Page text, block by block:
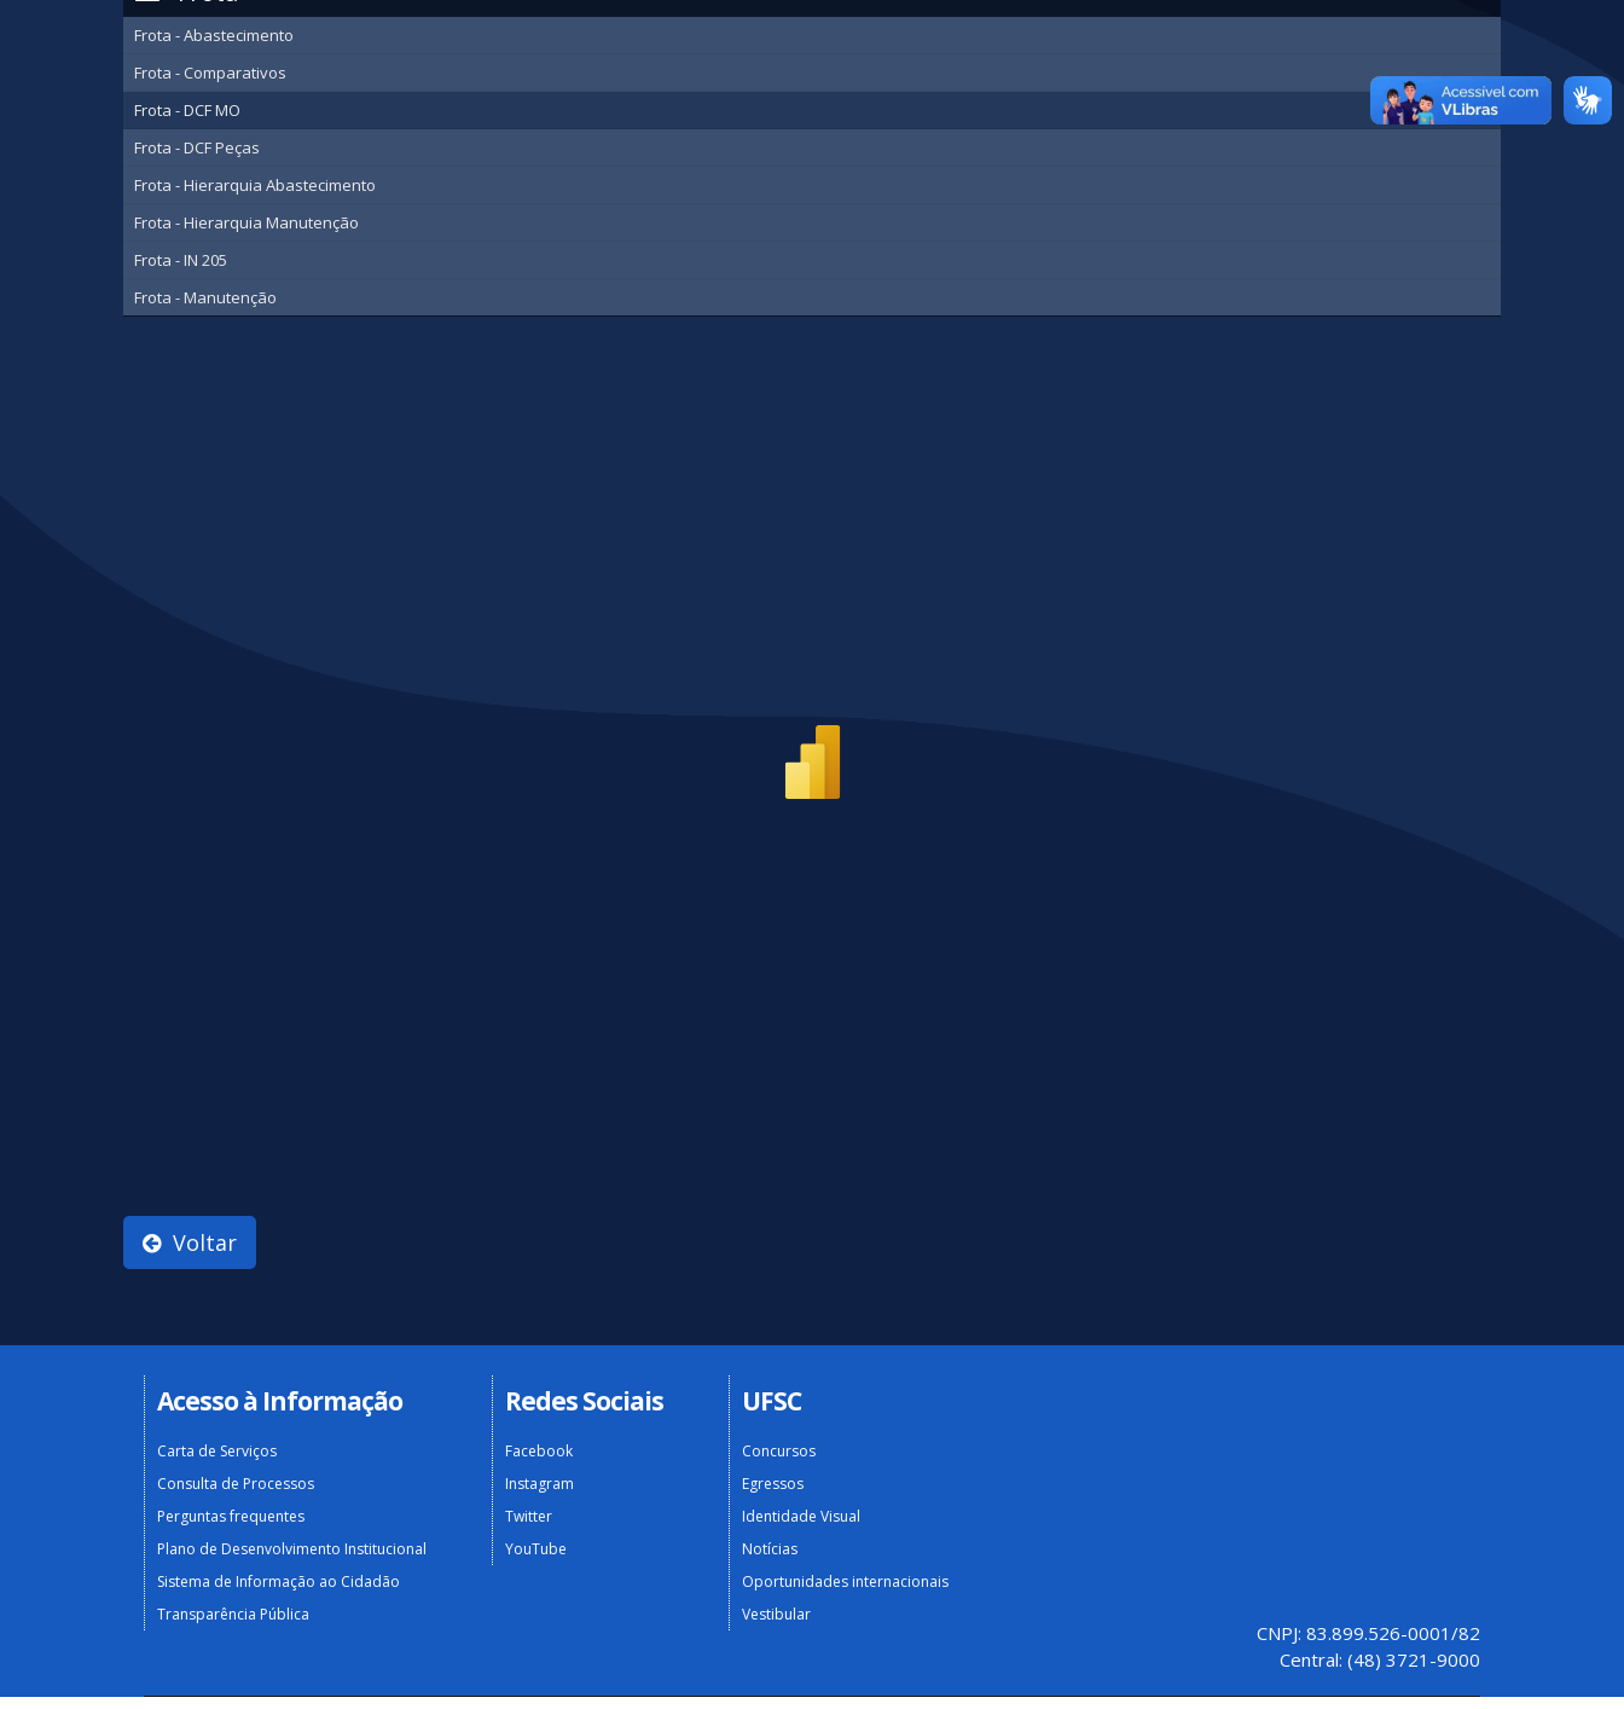
Frota - Abastecimento
Frota - Comparativos
Frota - DCF MO
Frota - DCF Peças
Frota - Hierarquia Abastecimento
Frota - Hierarquia Manutenção
Frota - IN 205
Frota - Manutenção
Voltar
CNPJ: 83.899.526-0001/82
Central: (48) 3721-9000
Acesso à Informação
Carta de Serviços
Consulta de Processos
Perguntas frequentes
Plano de Desenvolvimento Institucional
Sistema de Informação ao Cidadão
Transparência Pública
Redes Sociais
Facebook
Instagram
Twitter
YouTube
UFSC
Concursos
Egressos
Identidade Visual
Notícias
Oportunidades internacionais
Vestibular